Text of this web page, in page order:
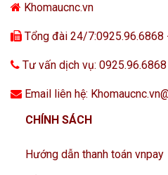
Khomaucnc.vn
Tổng đài 24/7:0925.96.6868
Tư vấn dịch vụ:
Email liên hệ:
CHÍNH SÁCH
Hướng dẫn thanh toán vnpay